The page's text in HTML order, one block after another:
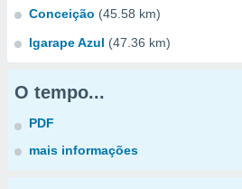
Conceição (45.58 km)
Igarape Azul (47.36 km)
O tempo...
PDF
mais informações